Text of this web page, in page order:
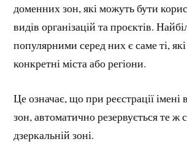
доменних зон, які можуть бути
видів організацій та проєктів.
популярними серед них є саме ті,
конкретні міста або регіони.
Це означає, що при реєстрації імені
зон, автоматично резервується те ж
дзеркальній зоні.